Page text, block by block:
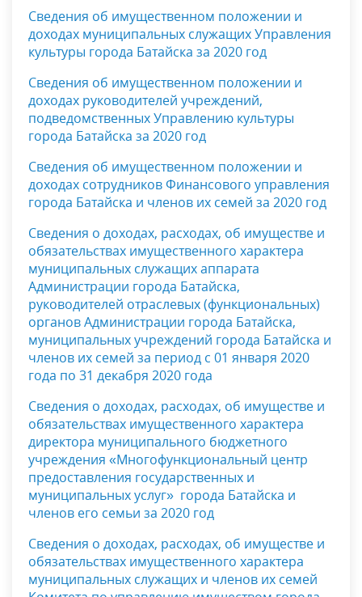
Сведения об имущественном положении и
доходах муниципальных служащих Управления
культуры города Батайска за 2020 год
Сведения об имущественном положении и
доходах руководителей учреждений,
подведомственных Управлению культуры
города Батайска за 2020 год
Сведения об имущественном положении и
доходах сотрудников Финансового управления
города Батайска и членов их семей за 2020 год
Сведения о доходах, расходах, об имуществе и
обязательствах имущественного характера
муниципальных служащих аппарата
Администрации города Батайска,
руководителей отраслевых (функциональных)
органов Администрации города Батайска,
муниципальных учреждений города Батайска и
членов их семей за период с 01 января 2020
года по 31 декабря 2020 года
Сведения о доходах, расходах, об имуществе и
обязательствах имущественного характера
директора муниципального бюджетного
учреждения «Многофункциональный центр
предоставления государственных и
муниципальных услуг» города Батайска и
членов его семьи за 2020 год
Сведения о доходах, расходах, об имуществе и
обязательствах имущественного характера
муниципальных служащих и членов их семей